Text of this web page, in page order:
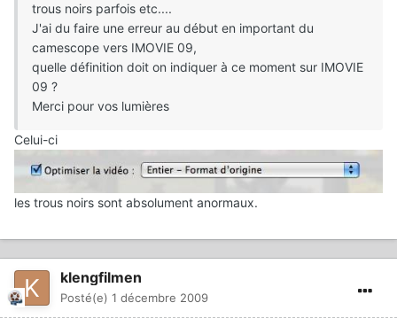
trous noirs parfois etc....
J'ai du faire une erreur au début en important du
camescope vers IMOVIE 09,
quelle définition doit on indiquer à ce moment sur IMOVIE
09 ?
Merci pour vos lumières
Celui-ci
les trous noirs sont absolument anormaux.
klengfilmen
Posté(e) 1 décembre 2009